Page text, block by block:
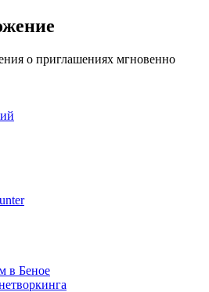
о приглашениях мгновенно
в Беное